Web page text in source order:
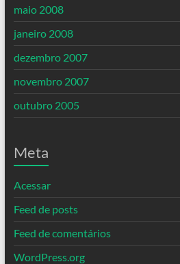
maio 2008
janeiro 2008
dezembro 2007
novembro 2007
outubro 2005
Meta
Acessar
Feed de posts
Feed de comentários
WordPress.org